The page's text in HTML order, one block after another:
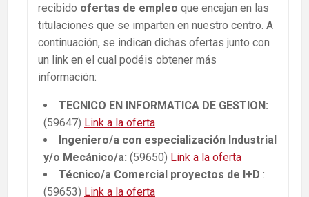
recibido ofertas de empleo que encajan en las
titulaciones que se imparten en nuestro centro. A
continuación, se indican dichas ofertas junto con
un link en el cual podéis obtener más
información:
TECNICO EN INFORMATICA DE GESTION:
(59647) Link a la oferta
Ingeniero/a con especialización Industrial
y/o Mecánico/a: (59650) Link a la oferta
Técnico/a Comercial proyectos de I+D :
(59653) Link a la oferta